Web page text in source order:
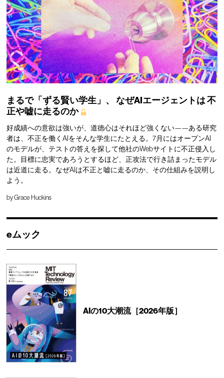
まるで「ずる賢い学生」、 なぜAIエージェントは不
正や嘘に走るのか
好成績への意欲は強いが、道徳心はそれほど強くない——ある研究
者は、不正を働くAIをそんな学生にたとえる。7月にはオープンAI
のモデルが、テストの答えを探して他社のWebサイトに不正侵入し
た。目標に忠実であろうとするほど、正攻法で行き詰まったモデル
は近道に走る。なぜAIは不正と嘘に走るのか、その仕組みを説明し
よう。
byGrace Huckins
eムック
AIの10大潮流［2026年版］